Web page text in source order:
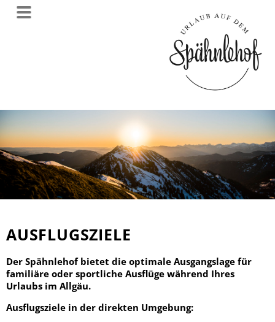
AUSFLUGSZIELE
Der Spähnlehof bietet die optimale Ausgangslage für
familiäre oder sportliche Ausflüge während Ihres
Urlaubs im Allgäu.
Ausflugsziele in der direkten Umgebung: